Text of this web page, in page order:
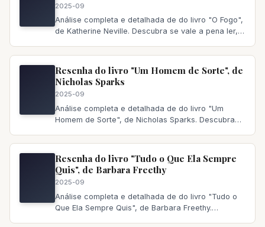
2025-09
Análise completa e detalhada de do livro "O Fogo",
de Katherine Neville. Descubra se vale a pena ler,
Resenha do livro "Um Homem de Sorte", de
Nicholas Sparks
2025-09
Análise completa e detalhada de do livro "Um
Homem de Sorte", de Nicholas Sparks. Descubra
Resenha do livro "Tudo o Que Ela Sempre
Quis", de Barbara Freethy
2025-09
Análise completa e detalhada de do livro "Tudo o
Que Ela Sempre Quis", de Barbara Freethy.